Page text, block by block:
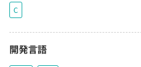
C
開発言語